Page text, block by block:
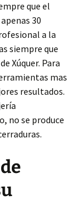
que el
30
a la
siempre que
Xúquer. Para
mas
resultados.
no se produce